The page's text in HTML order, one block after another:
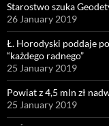
Starostwo szuka
26 January 2019
Ł. Horodyski poddaje
“każdego radnego”
25 January 2019
Powiat z 4,5 mln zł
25 January 2019